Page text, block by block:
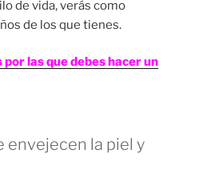
de vida, verás como
de los que tienes.
por las que debes hacer un
envejecen la piel y